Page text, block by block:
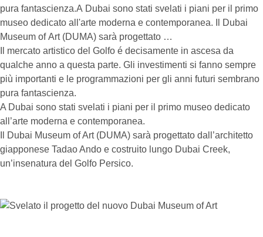
pura fantascienza.A Dubai sono stati svelati i piani per il primo
museo dedicato all'arte moderna e contemporanea. Il Dubai
Museum of Art (DUMA) sarà progettato …
Il mercato artistico del Golfo é decisamente in ascesa da
qualche anno a questa parte. Gli investimenti si fanno sempre
più importanti e le programmazioni per gli anni futuri sembrano
pura fantascienza.
A Dubai sono stati svelati i piani per il primo museo dedicato
all’arte moderna e contemporanea.
Il Dubai Museum of Art (DUMA) sarà progettato dall’architetto
giapponese Tadao Ando e costruito lungo Dubai Creek,
un’insenatura del Golfo Persico.